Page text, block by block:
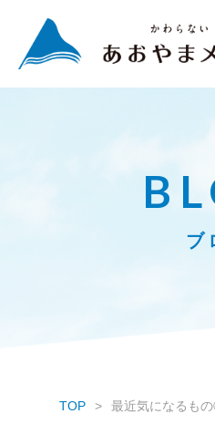
ブ
TOP 最近気になるも